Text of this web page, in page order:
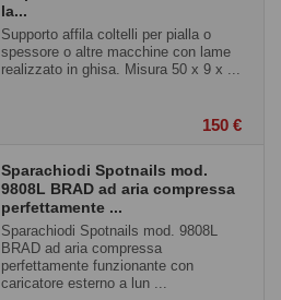
la...
Supporto affila coltelli per pialla o
spessore o altre macchine con lame
realizzato in ghisa. Misura 50 x 9 x ...
150 €
Sparachiodi Spotnails mod.
9808L BRAD ad aria compressa
perfettamente ...
Sparachiodi Spotnails mod. 9808L
BRAD ad aria compressa
perfettamente funzionante con
caricatore esterno a lun ...